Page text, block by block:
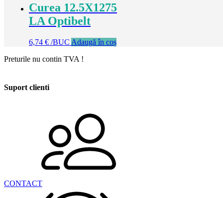
Curea 12.5X1275
LA Optibelt
6,74 € /BUC Adaugă în coș
Preturile nu contin TVA !
Suport clienti
CONTACT